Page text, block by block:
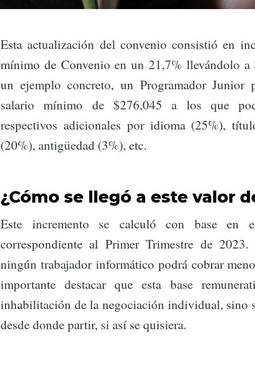
Esta actualización del convenio consistió en
mínimo de Convenio en un 21,7% llevándolo a
un ejemplo concreto, un Programador Junior
salario mínimo de $276,045 a los que
respectivos adicionales por idioma (25%),
(20%), antigüedad (3%), etc.
¿Cómo se llegó a este valor
Este incremento se calculó con base en
correspondiente al Primer Trimestre de
ningún trabajador informático podrá cobrar
importante destacar que esta base
inhabilitación de la negociación individual, sino
desde donde partir, si así se quisiera.